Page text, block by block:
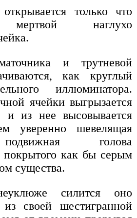
только что
мертвой наглухо
и трутневой
как круглый
иллюминатора.
ячейки выгрызается
и из нее высовывается
уверенно шевелящая
голова
покрытого как бы серым
существа.
силится оно
из своей шестигранной